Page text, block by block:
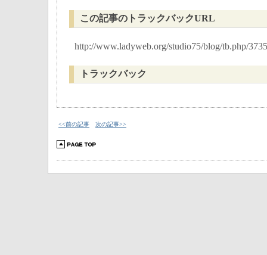
この記事のトラックバックURL
http://www.ladyweb.org/studio75/blog/tb.php/3735
トラックバック
<<前の記事 次の記事>>